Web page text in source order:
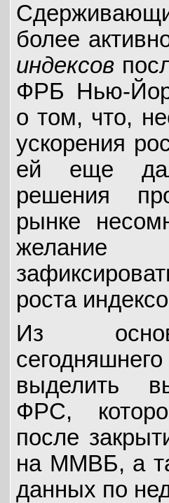
более
индексов
ФРБ Нью-
о том, что,
ускорения
ей еще
решения
рынке
роста
Из
выделить
ФРС,
после
на ММВБ, а
данных по